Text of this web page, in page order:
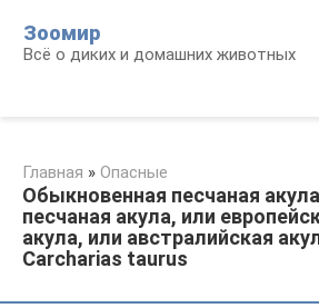
контенту
Зоомир
Всё о диких и домашних животных
Главная » Опасные
Обыкновенная песчаная
песчаная акула, или
акула, или австралийская
Carcharias taurus